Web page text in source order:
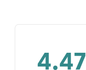
4.47